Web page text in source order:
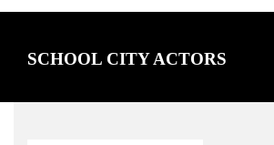
SCHOOL CITY ACTORS